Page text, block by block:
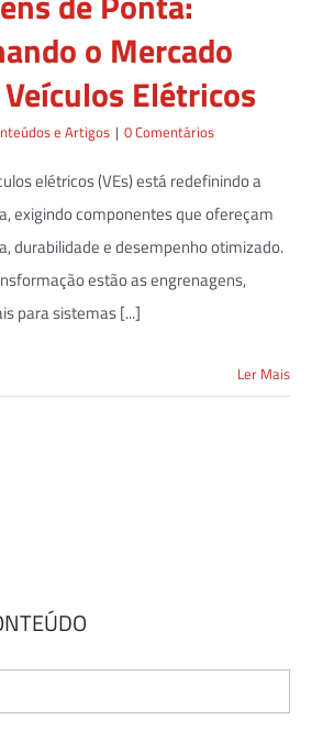
o Mercado
Elétricos
e Artigos | 0 Comentários
elétricos (VEs) está redefinindo a
exigindo componentes que ofereçam
durabilidade e desempenho otimizado.
estão as engrenagens,
para sistemas [...]
Ler Mais